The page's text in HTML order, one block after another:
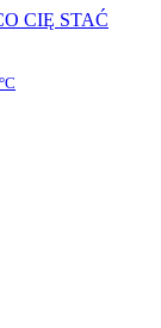
CIĘ STAĆ
°C